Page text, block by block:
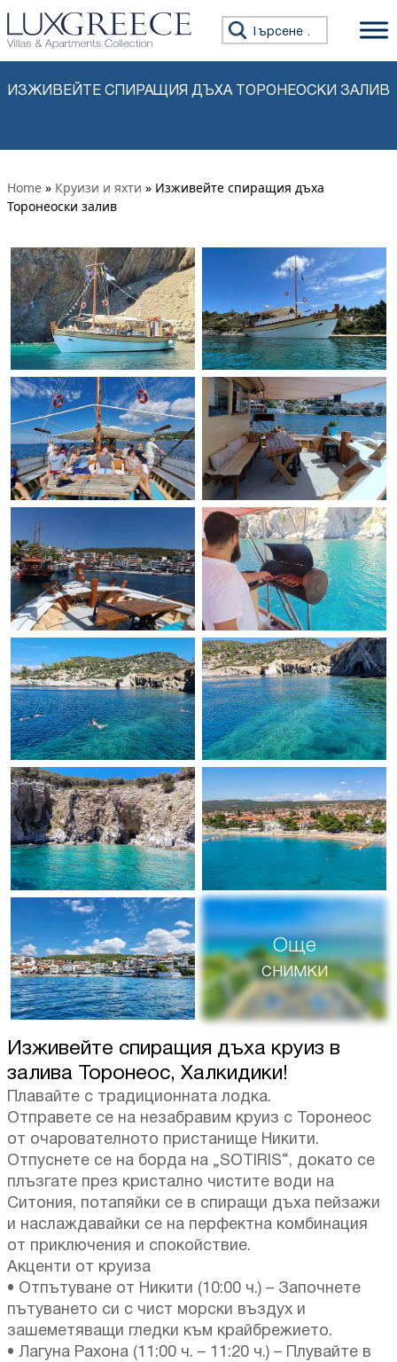
Премини към съдържанието
Търсене за:
ИЗЖИВЕЙТЕ СПИРАЩИЯ ДЪХА ТОРОНЕОСКИ ЗАЛИВ
Home » Круизи и яхти » Изживейте спиращия дъха
Торонеоски залив
Още
снимки
Изживейте спиращия дъха круиз в
залива Торонеос, Халкидики!
Плавайте с традиционната лодка.
Отправете се на незабравим круиз с Торонеос
от очарователното пристанище Никити.
Отпуснете се на борда на „SOTIRIS“, докато се
плъзгате през кристално чистите води на
Ситония, потапяйки се в спиращи дъха пейзажи
и наслаждавайки се на перфектна комбинация
от приключения и спокойствие.
Акценти от круиза
• Отпътуване от Никити (10:00 ч.) – Започнете
пътуването си с чист морски въздух и
зашеметяващи гледки към крайбрежието.
• Лагуна Рахона (11:00 ч. – 11:20 ч.) – Плувайте в